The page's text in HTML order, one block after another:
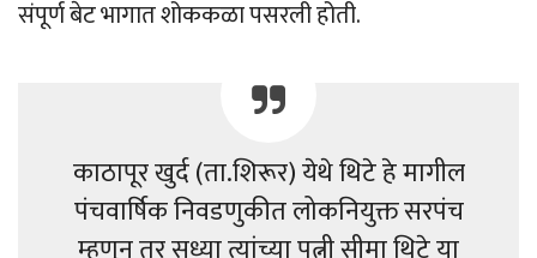
संपूर्ण बेट भागात शोककळा पसरली होती.
काठापूर खुर्द (ता.शिरूर) येथे थिटे हे मागील
पंचवार्षिक निवडणुकीत लोकनियुक्त सरपंच